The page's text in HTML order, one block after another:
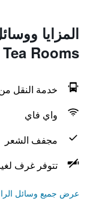
Rooms
خدمة النقل
واي فاي
مجفف الشعر
تتوفر غرف
عرض جميع وسائل